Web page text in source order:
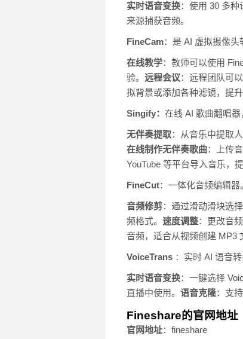
实时语音变换：使用 30 多种
来源捕获音频。
FineCam：是 AI 虚拟摄像头
在线教学：教师可以使用
验。 远程会议：远程团队可
拟背景或添加各种滤镜，提升
Singify： 在线 AI 歌曲翻唱
无伴奏提取：从音乐中提取
在线制作无伴奏歌曲：上传
YouTube 等平台导入音乐，
FineCut：一体化音频编辑器
音频修剪：通过滑动滑块选
频格式。 速度调整：更改音
音频，适合从视频创建 MP3
VoiceTrans ：实时 AI 语音
实时语音变换：一键选择
直播中使用。 语音克隆：支
Fineshare的官网地址
官网地址：fineshare